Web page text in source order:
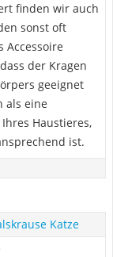
finden wir auch
sonst oft
Accessoire
der Kragen
geeignet
als eine
Haustieres,
ist.
Katze